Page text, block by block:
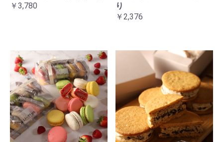
￥3,780
り
￥2,376